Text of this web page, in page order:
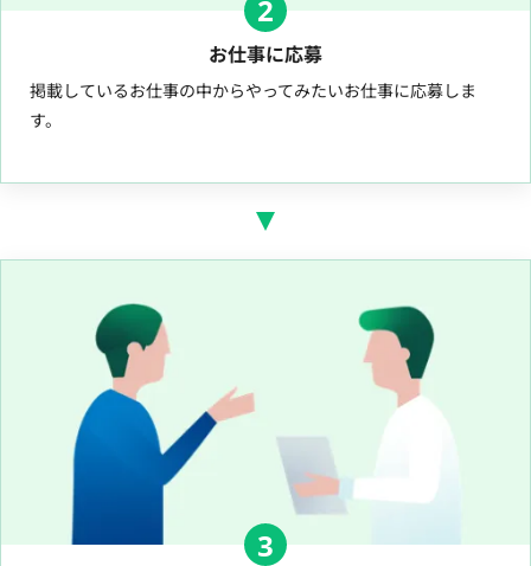
2
お仕事に応募
掲載しているお仕事の中からやってみたいお仕事に応募しま
す。
3